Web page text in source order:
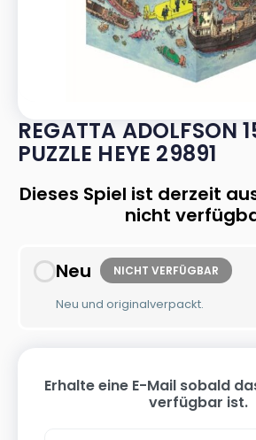
REGATTA ADOLFSON
PUZZLE HEYE 29891
Dieses Spiel ist derzeit
nicht
Neu NICHT VERFÜGBAR
Neu und originalverpackt.
Erhalte eine E-Mail sobald
verfügbar ist.